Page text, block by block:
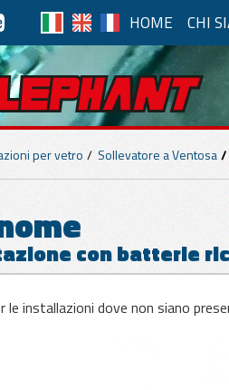
HOME CHI
DI
E
Ad Aria
per vetro Sollevatore a Ventosa
con batterie
le installazioni dove non siano